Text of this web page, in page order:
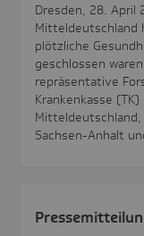
Dresden, 28. April
Mitteldeutschland
plötzliche
geschlossen
repräsentative
Krankenkasse
Mitteldeutschland,
Sachsen-Anhalt